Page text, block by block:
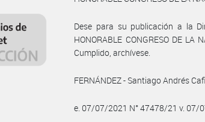
Dese para su publicación a la
HONORABLE CONGRESO DE LA
Cumplido, archívese.
FERNÁNDEZ - Santiago Andrés
e. 07/07/2021 N° 47478/21 v. 07/